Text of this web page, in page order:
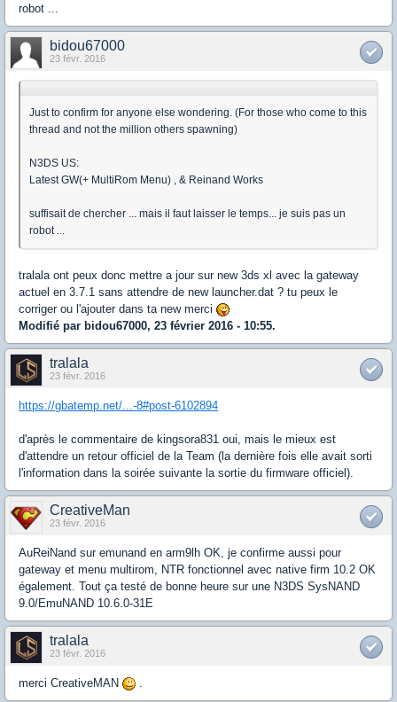
robot ...
bidou67000
23 févr. 2016
Just to confirm for anyone else wondering. (For those who come to this
thread and not the million others spawning)
N3DS US:
Latest GW(+ MultiRom Menu) , & Reinand Works
suffisait de chercher ... mais il faut laisser le temps... je suis pas un
robot ...
tralala ont peux donc mettre a jour sur new 3ds xl avec la gateway
actuel en 3.7.1 sans attendre de new launcher.dat ? tu peux le
corriger ou l'ajouter dans ta new merci
Modifié par bidou67000, 23 février 2016 - 10:55.
tralala
23 févr. 2016
https://gbatemp.net/...-8#post-6102894
d'après le commentaire de kingsora831 oui, mais le mieux est
d'attendre un retour officiel de la Team (la dernière fois elle avait sorti
l'information dans la soirée suivante la sortie du firmware officiel).
CreativeMan
23 févr. 2016
AuReiNand sur emunand en arm9lh OK, je confirme aussi pour
gateway et menu multirom, NTR fonctionnel avec native firm 10.2 OK
également. Tout ça testé de bonne heure sur une N3DS SysNAND
9.0/EmuNAND 10.6.0-31E
tralala
23 févr. 2016
merci CreativeMAN